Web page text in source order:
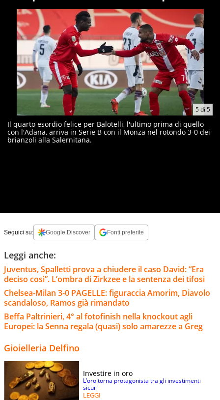
5di 5
Il quarto esordio felice per Balotelli, l'ultimo prima di quello
con l'Adana, arriva in Serie B con il Monza nel rotondo 3-0 dei
brianzoli alla Salernitana.
Seguici su: Google Discover Fonti preferite
Leggi anche:
Juventus, Spalletti prova a chiudere il caso David: “Era
deciso così”. L’ombra di Zirkzee e la sentenza dei tifosi
Chelsea-Milan 3-0 PAGELLE: figuraccia Amorim, Diavolo
scandaloso, Ramos già rimandato
Beffa Paltrinieri, 4° al fotofinish nella knockout agli
Europei: la Senna regala (quasi) solo amarezze a Greg
Gioielleria Delfino
Investire in oro
L’oro torna protagonista tra gli investimenti
sicuri
LEGGI